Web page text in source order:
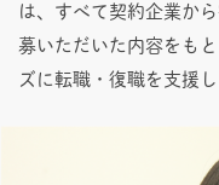
は、すべて契約企業か
募いただいた内容をも
ズに転職・復職を支援し